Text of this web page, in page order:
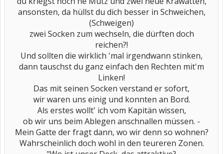
ansonsten, da hüllst du dich besser in Schweichen,
(Schweigen)
zwei Socken zum wechseln, die dürften doch
reichen?!
Und sollten die wirklich 'mal irgendwann stinken,
dann tauschst du ganz einfach den Rechten mit'm
Linken!
Das mit seinen Socken verstand er sofort,
wir waren uns einig und konnten an Bord.
Als erstes wollt' ich vom Kapitän wissen,
ob wir uns beim Ablegen anschnallen müssen. -
Mein Gatte der fragt dann, wo wir denn so wohnen?
Wahrscheinlich doch wohl in den teureren Zonen.